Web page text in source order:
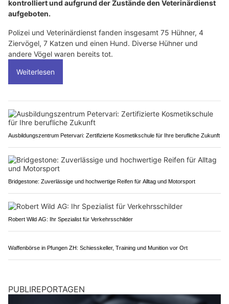
23.06.26 VON POLIZEI.NEWS REDAKTION
Nach einem Hinweis aus der Bevölkerung hat die
kontrolliert und aufgrund der Zustände den Veterinärdienst
aufgeboten.
Polizei und Veterinärdienst fanden insgesamt 75 Hühner, 4
Ziervögel, 7 Katzen und einen Hund. Diverse Hühner und
Ausbildungszentrum Petervari: Zertifizierte Kosmetikschule für Ihre berufliche Zukunft
Bridgestone: Zuverlässige und hochwertige Reifen für Alltag und Motorsport
Waffenbörse in Pfungen ZH: Schiesskeller, Training und Munition vor Ort